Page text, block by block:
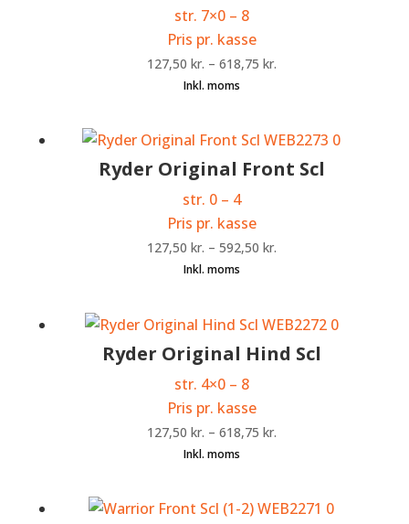
str. 7×0 – 8
Pris pr. kasse
127,50 kr. – 618,75 kr.
Ryder Original Front Scl
str. 0 – 4
Pris pr. kasse
127,50 kr. – 592,50 kr.
Ryder Original Hind Scl
str. 4×0 – 8
Pris pr. kasse
127,50 kr. – 618,75 kr.